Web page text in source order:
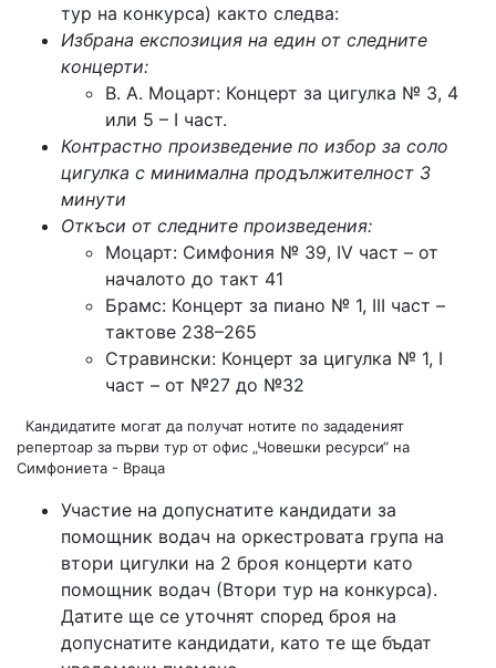
тур на конкурса) както следва:
Избрана експозиция на един от следните
концерти:
В. А. Моцарт: Концерт за цигулка № 3, 4
или 5 – I част.
Контрастно произведение по избор за соло
цигулка с минимална продължителност 3
минути
Откъси от следните произведения:
Моцарт: Симфония № 39, IV част – от
началото до такт 41
Брамс: Концерт за пиано № 1, III част –
тактове 238–265
Стравински: Концерт за цигулка № 1, I
част – от №27 до №32
Кандидатите могат да получат нотите по зададеният
репертоар за първи тур от офис „Човешки ресурси“ на
Симфониета - Враца
Участие на допуснатите кандидати за
помощник водач на оркестровата група на
втори цигулки на 2 броя концерти като
помощник водач (Втори тур на конкурса).
Датите ще се уточнят според броя на
допуснатите кандидати, като те ще бъдат